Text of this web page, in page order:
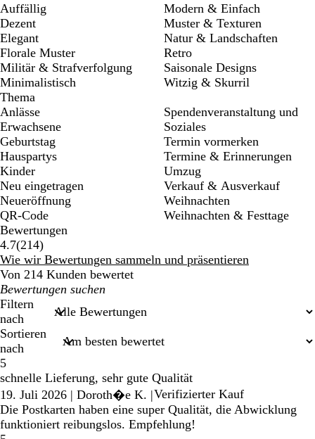
Auffällig
Dezent
Elegant
Florale Muster
Militär & Strafverfolgung
Minimalistisch
Modern & Einfach
Muster & Texturen
Natur & Landschaften
Retro
Saisonale Designs
Witzig & Skurril
Thema
Anlässe
Erwachsene
Geburtstag
Hauspartys
Kinder
Neu eingetragen
Neueröffnung
QR-Code
Spendenveranstaltung und
Soziales
Termin vormerken
Termine & Erinnerungen
Umzug
Verkauf & Ausverkauf
Weihnachten
Weihnachten & Festtage
Bewertungen
4.7(214214
Bewertungen
)
Wie wir Bewertungen sammeln und präsentieren
Von 214 Kunden bewertet
Meine
Sucheingaben
Filtern
nach
Sortieren
nach
5
schnelle Lieferung, sehr gute Qualität
19. Juli 2026 | Doroth�e K. |Verifizierter Kauf
Die Postkarten haben eine super Qualität, die Abwicklung
funktioniert reibungslos. Empfehlung!